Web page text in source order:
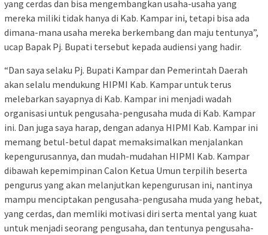
yang cerdas dan bisa mengembangkan usaha-usaha yang
mereka miliki tidak hanya di Kab. Kampar ini, tetapi bisa ada
dimana-mana usaha mereka berkembang dan maju tentunya”,
ucap Bapak Pj. Bupati tersebut kepada audiensi yang hadir.
“Dan saya selaku Pj. Bupati Kampar dan Pemerintah Daerah
akan selalu mendukung HIPMI Kab. Kampar untuk terus
melebarkan sayapnya di Kab. Kampar ini menjadi wadah
organisasi untuk pengusaha-pengusaha muda di Kab. Kampar
ini. Dan juga saya harap, dengan adanya HIPMI Kab. Kampar ini
memang betul-betul dapat memaksimalkan menjalankan
kepengurusannya, dan mudah-mudahan HIPMI Kab. Kampar
dibawah kepemimpinan Calon Ketua Umun terpilih beserta
pengurus yang akan melanjutkan kepengurusan ini, nantinya
mampu menciptakan pengusaha-pengusaha muda yang hebat,
yang cerdas, dan memliki motivasi diri serta mental yang kuat
untuk menjadi seorang pengusaha, dan tentunya pengusaha-